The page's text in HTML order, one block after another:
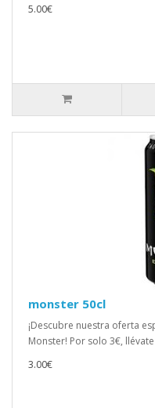
5.00€
monster 50cl
¡Descubre nuestra oferta
Monster! Por solo 3€,
3.00€